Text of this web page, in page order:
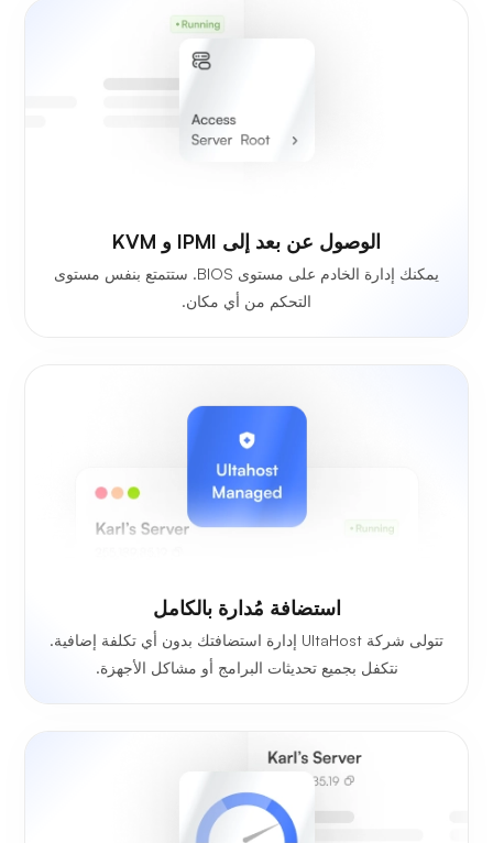
الوصول عن بعد إلى IPMI و KVM
يمكنك إدارة الخادم على مستوى BIOS. ستتمتع بنفس مستوى
التحكم من أي مكان.
استضافة مُدارة بالكامل
تتولى شركة UltaHost إدارة استضافتك بدون أي تكلفة إضافية.
نتكفل بجميع تحديثات البرامج أو مشاكل الأجهزة.